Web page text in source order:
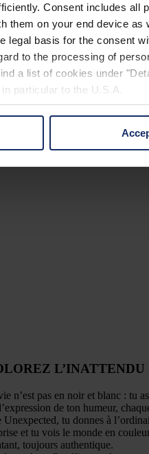
Consent includes all
them on your end device as
legal basis for the consent
to the processing of
a list of cookies under
particular to the U.S.A.
all" button or change
our
L’INATTENDU
n’est pas en noir et blanc : tu
de ton humeur,
Unexpected, tu donnes à
et tu vois le monde en
toujours authentique.